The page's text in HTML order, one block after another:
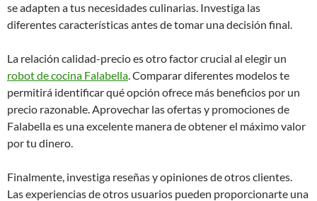
se adapten a tus necesidades culinarias. Investiga las
diferentes características antes de tomar una decisión final.
La relación calidad-precio es otro factor crucial al elegir un
robot de cocina Falabella. Comparar diferentes modelos te
permitirá identificar qué opción ofrece más beneficios por un
precio razonable. Aprovechar las ofertas y promociones de
Falabella es una excelente manera de obtener el máximo valor
por tu dinero.
Finalmente, investiga reseñas y opiniones de otros clientes.
Las experiencias de otros usuarios pueden proporcionarte una